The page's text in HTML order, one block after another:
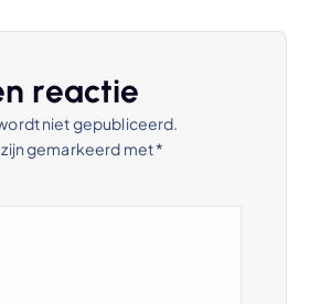
reactie
niet gepubliceerd.
gemarkeerd met*